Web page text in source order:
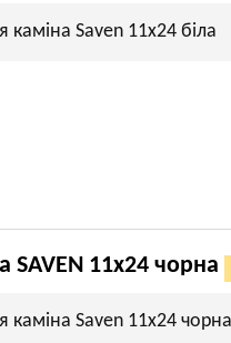
каміна Saven 11х24 біла
SAVEN 11х24 чорна
каміна Saven 11х24 чорна